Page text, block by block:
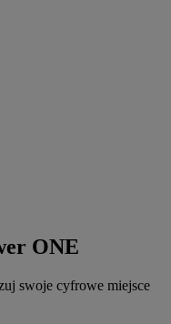
ONE
swoje cyfrowe miejsce